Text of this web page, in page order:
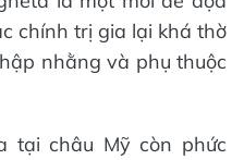
chính trị gia lại khá thờ
nhằng và phụ thuộc
tại châu Mỹ còn phức